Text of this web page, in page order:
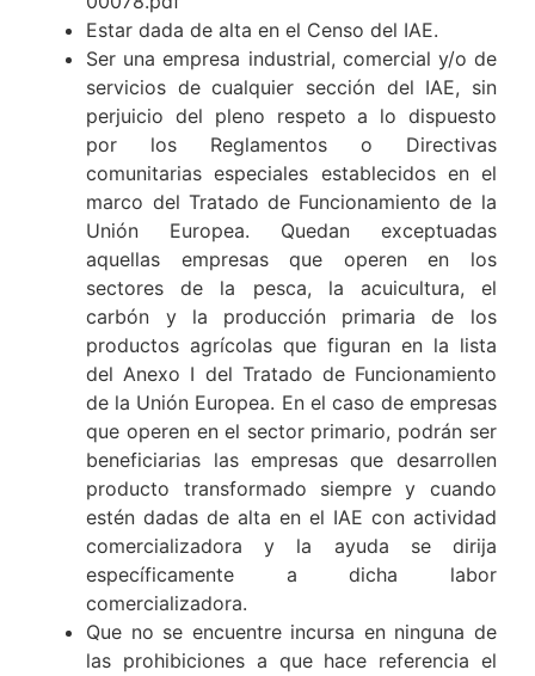
Estar dada de alta en el Censo del IAE.
Ser una empresa industrial, comercial y/o de
servicios de cualquier sección del IAE, sin
perjuicio del pleno respeto a lo dispuesto
por los Reglamentos o Directivas
comunitarias especiales establecidos en el
marco del Tratado de Funcionamiento de la
Unión Europea. Quedan exceptuadas
aquellas empresas que operen en los
sectores de la pesca, la acuicultura, el
carbón y la producción primaria de los
productos agrícolas que figuran en la lista
del Anexo I del Tratado de Funcionamiento
de la Unión Europea. En el caso de empresas
que operen en el sector primario, podrán ser
beneficiarias las empresas que desarrollen
producto transformado siempre y cuando
estén dadas de alta en el IAE con actividad
comercializadora y la ayuda se dirija
específicamente a dicha labor
comercializadora.
Que no se encuentre incursa en ninguna de
las prohibiciones a que hace referencia el